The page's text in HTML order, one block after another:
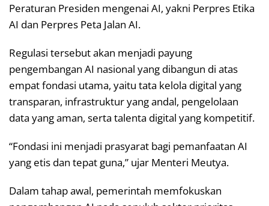
Peraturan Presiden mengenai AI, yakni Perpres Etika
AI dan Perpres Peta Jalan AI.
Regulasi tersebut akan menjadi payung
pengembangan AI nasional yang dibangun di atas
empat fondasi utama, yaitu tata kelola digital yang
transparan, infrastruktur yang andal, pengelolaan
data yang aman, serta talenta digital yang kompetitif.
“Fondasi ini menjadi prasyarat bagi pemanfaatan AI
yang etis dan tepat guna,” ujar Menteri Meutya.
Dalam tahap awal, pemerintah memfokuskan